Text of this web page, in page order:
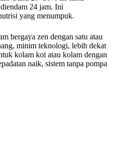
24 jam. Ini
yang menumpuk.
bergaya zen dengan satu atau
minim teknologi, lebih dekat
kolam koi atau kolam dengan
naik, sistem tanpa pompa